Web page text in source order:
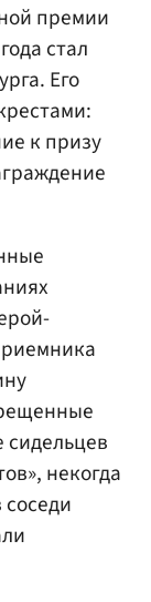
премии
стал
Его
к призу
некогда